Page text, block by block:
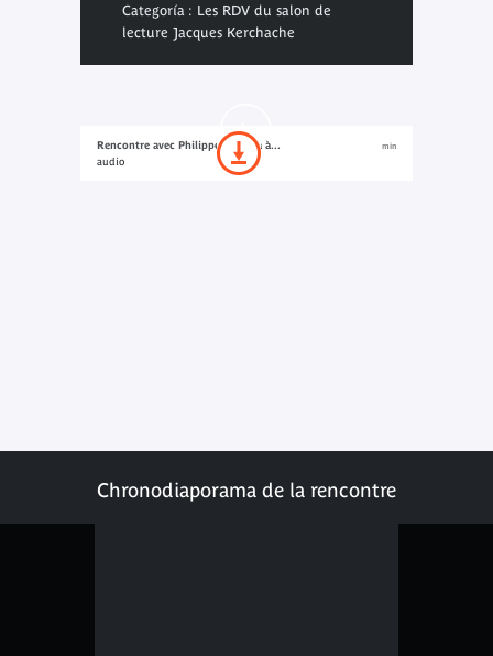
Categoría : Les RDV du salon de
lecture Jacques Kerchache
Rencontre avec Philippe Descola à...
audio
min
Chronodiaporama de la rencontre